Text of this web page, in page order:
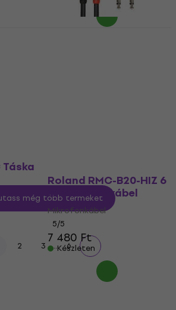
Táska
Roland RMC-B20-HIZ 6
m Mikrofonkábel
Mikrofonkábel
5/5
7 480 Ft
Készleten
még több terméket
2 3 ... 6